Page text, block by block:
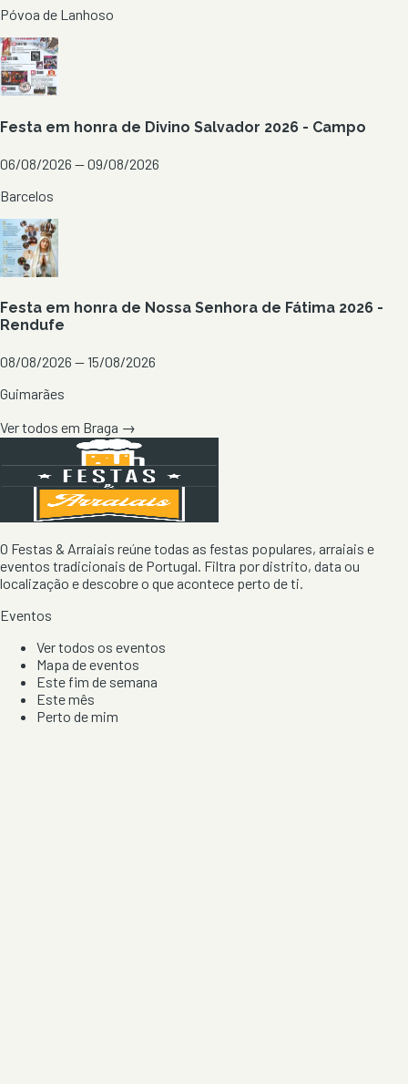
Póvoa de Lanhoso
Festa em honra de Divino Salvador 2026 - Campo
06/08/2026 — 09/08/2026
Barcelos
Festa em honra de Nossa Senhora de Fátima 2026 -
Rendufe
08/08/2026 — 15/08/2026
Guimarães
Ver todos em Braga →
O Festas & Arraiais reúne todas as festas populares, arraiais e
eventos tradicionais de Portugal. Filtra por distrito, data ou
localização e descobre o que acontece perto de ti.
Eventos
Ver todos os eventos
Mapa de eventos
Este fim de semana
Este mês
Perto de mim